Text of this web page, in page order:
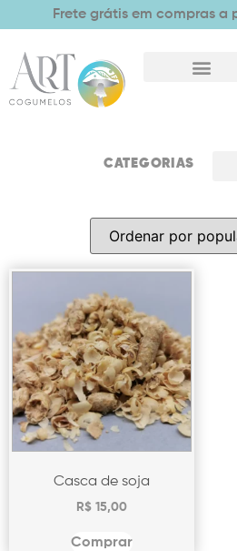
Frete grátis em compras a
CATEGORIAS
Casca de soja
R$ 15,00
Comprar